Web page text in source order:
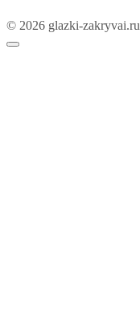
© 2026 glazki-zakryvai.ru